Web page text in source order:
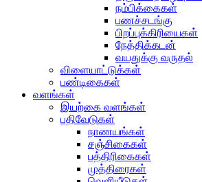
நம்பிக்கைகள்
பணச்சடங்கு
பிறப்புக்கிரியைகள்
நேத்திக்கடன்
வயதுக்கு வருதல்
விளையாட்டுக்கள்
பண்டிகைகள்
வளங்கள்
இயற்கை வளங்கள்
பதிவேடுகள்
நாணயங்கள்
சஞ்சிகைகள்
பத்திரிகைகள்
முத்திரைகள்